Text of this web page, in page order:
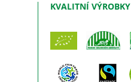
KVALITNÍ VÝROBKY